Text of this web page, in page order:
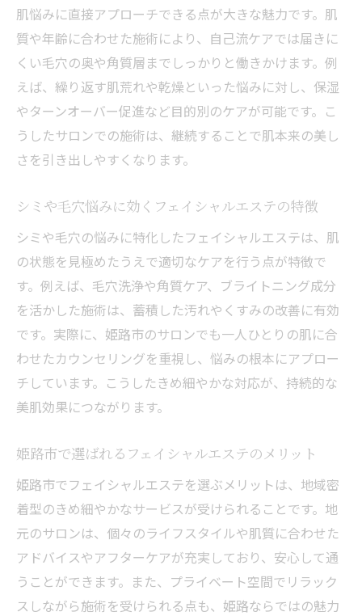
肌悩みに直接アプローチできる点が大きな魅力です。肌
質や年齢に合わせた施術により、自己流ケアでは届きに
くい毛穴の奥や角質層までしっかりと働きかけます。例
えば、繰り返す肌荒れや乾燥といった悩みに対し、保湿
やターンオーバー促進など目的別のケアが可能です。こ
うしたサロンでの施術は、継続することで肌本来の美し
さを引き出しやすくなります。
シミや毛穴悩みに効くフェイシャルエステの特徴
シミや毛穴の悩みに特化したフェイシャルエステは、肌
の状態を見極めたうえで適切なケアを行う点が特徴で
す。例えば、毛穴洗浄や角質ケア、ブライトニング成分
を活かした施術は、蓄積した汚れやくすみの改善に有効
です。実際に、姫路市のサロンでも一人ひとりの肌に合
わせたカウンセリングを重視し、悩みの根本にアプロー
チしています。こうしたきめ細やかな対応が、持続的な
美肌効果につながります。
姫路市で選ばれるフェイシャルエステのメリット
姫路市でフェイシャルエステを選ぶメリットは、地域密
着型のきめ細やかなサービスが受けられることです。地
元のサロンは、個々のライフスタイルや肌質に合わせた
アドバイスやアフターケアが充実しており、安心して通
うことができます。また、プライベート空間でリラック
スしながら施術を受けられる点も、姫路ならではの魅力